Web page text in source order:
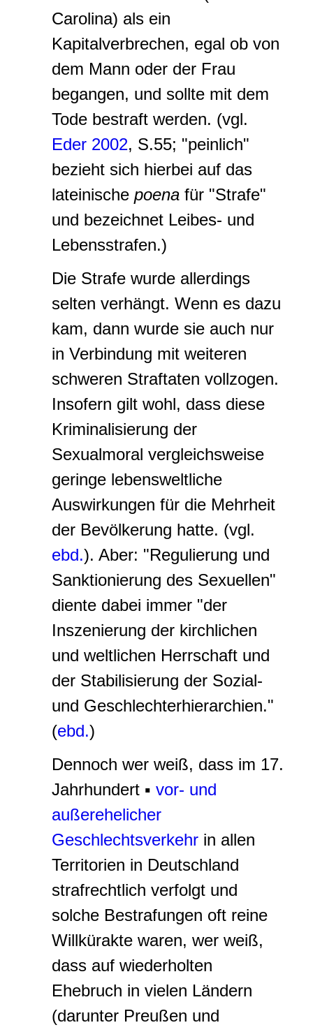
Carolina) als ein
Kapitalverbrechen, egal ob von
dem Mann oder der Frau
begangen, und sollte mit dem
Tode bestraft werden. (vgl.
Eder 2002, S.55; "peinlich"
bezieht sich hierbei auf das
lateinische poena für "Strafe"
und bezeichnet Leibes- und
Lebensstrafen.)
Die Strafe wurde allerdings
selten verhängt. Wenn es dazu
kam, dann wurde sie auch nur
in Verbindung mit weiteren
schweren Straftaten vollzogen.
Insofern gilt wohl, dass diese
Kriminalisierung der
Sexualmoral vergleichsweise
geringe lebensweltliche
Auswirkungen für die Mehrheit
der Bevölkerung hatte. (vgl.
ebd.). Aber: "Regulierung und
Sanktionierung des Sexuellen"
diente dabei immer "der
Inszenierung der kirchlichen
und weltlichen Herrschaft und
der Stabilisierung der Sozial-
und Geschlechterhierarchien."
(ebd.)
Dennoch wer weiß, dass im 17.
Jahrhundert ▪ vor- und
außerehelicher
Geschlechtsverkehr in allen
Territorien in Deutschland
strafrechtlich verfolgt und
solche Bestrafungen oft reine
Willkürakte waren, wer weiß,
dass auf wiederholten
Ehebruch in vielen Ländern
(darunter Preußen und